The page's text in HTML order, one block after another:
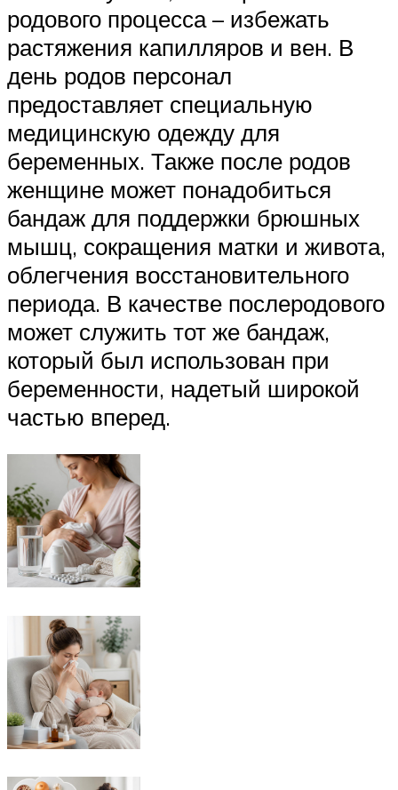
родового процесса – избежать
растяжения капилляров и вен. В
день родов персонал
предоставляет специальную
медицинскую одежду для
беременных. Также после родов
женщине может понадобиться
бандаж для поддержки брюшных
мышц, сокращения матки и живота,
облегчения восстановительного
периода. В качестве послеродового
может служить тот же бандаж,
который был использован при
беременности, надетый широкой
частью вперед.